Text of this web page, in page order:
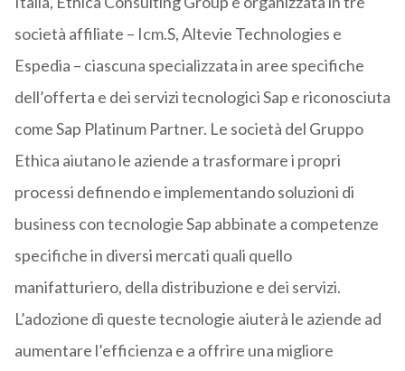
società affiliate – Icm.S, Altevie Technologies e
Espedia – ciascuna specializzata in aree specifiche
dell’offerta e dei servizi tecnologici Sap e riconosciuta
come Sap Platinum Partner. Le società del Gruppo
Ethica aiutano le aziende a trasformare i propri
processi definendo e implementando soluzioni di
business con tecnologie Sap abbinate a competenze
specifiche in diversi mercati quali quello
manifatturiero, della distribuzione e dei servizi.
L’adozione di queste tecnologie aiuterà le aziende ad
aumentare l’efficienza e a offrire una migliore